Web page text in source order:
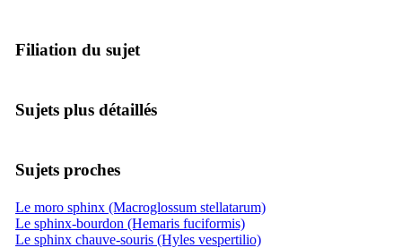
Filiation du sujet
Sujets plus détaillés
Sujets proches
Le moro sphinx (Macroglossum stellatarum)
Le sphinx-bourdon (Hemaris fuciformis)
Le sphinx chauve-souris (Hyles vespertilio)